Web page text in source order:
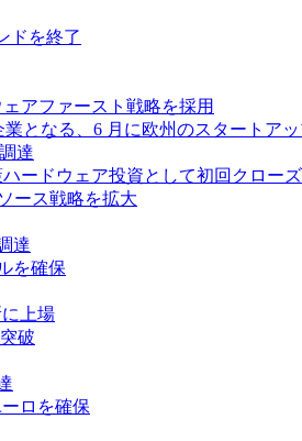
ドを終了
アファースト戦略を採用
業となる、6 月に欧州のスタートア
達
ードウェア投資として初回クロー
ース戦略を拡大
達
を確保
上場
破
ロを確保